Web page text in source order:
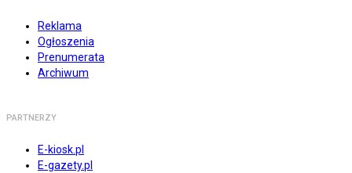
Reklama
Ogłoszenia
Prenumerata
Archiwum
PARTNERZY
E-kiosk.pl
E-gazety.pl